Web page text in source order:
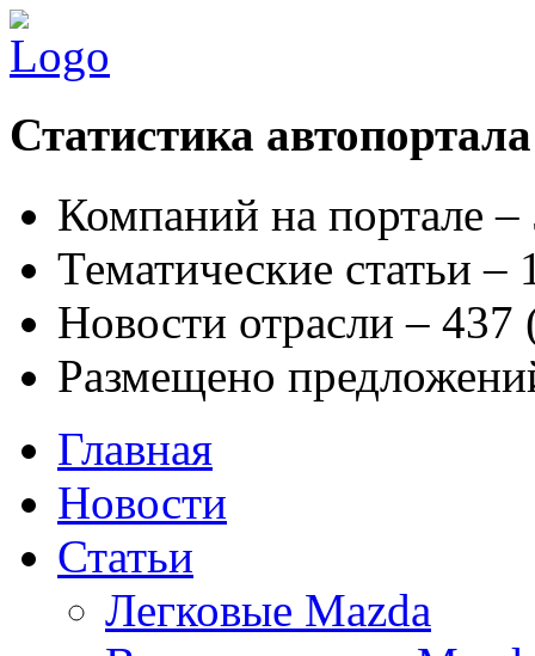
Статистика автопортала
Компаний на портале
Тематические статьи –
Новости отрасли – 437
Размещено
Главная
Новости
Статьи
Легковые Mazda